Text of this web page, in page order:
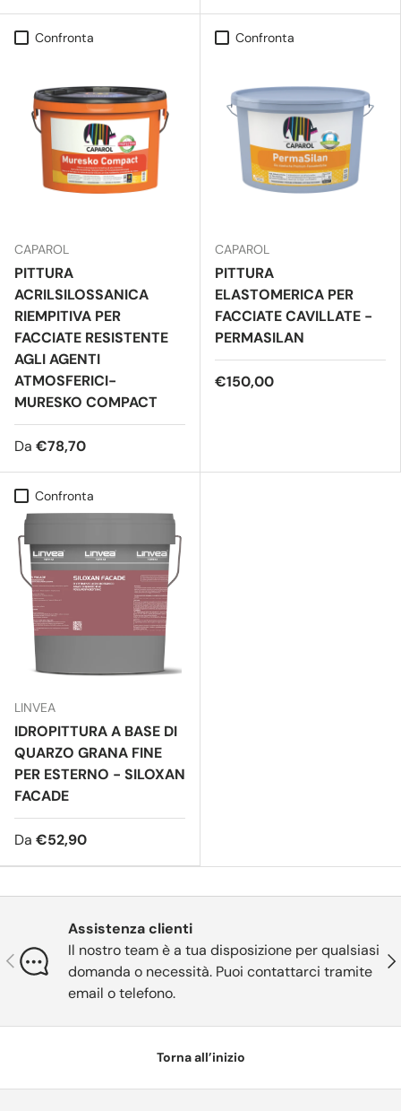
Confronta
CAPAROL
PITTURA
ACRILSILOSSANICA
RIEMPITIVA PER
FACCIATE RESISTENTE
AGLI AGENTI
ATMOSFERICI-
MURESKO COMPACT
Da €78,70
Confronta
CAPAROL
PITTURA
ELASTOMERICA PER
FACCIATE CAVILLATE -
PERMASILAN
€150,00
Confronta
LINVEA
IDROPITTURA A BASE DI
QUARZO GRANA FINE
PER ESTERNO - SILOXAN
FACADE
Da €52,90
Indietro
Assistenza clienti
Il nostro team è a tua disposizione per qualsiasi
domanda o necessità. Puoi contattarci tramite
email o telefono.
Torna all’inizio